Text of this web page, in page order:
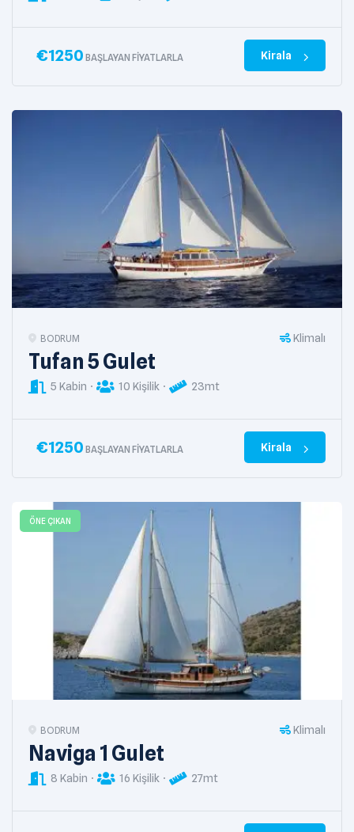
€1250 BAŞLAYAN FIYATLARLA Kirala
BODRUM Klimalı
Tufan 5 Gulet
5 Kabin 10 Kişilik 23mt
€1250 BAŞLAYAN FIYATLARLA Kirala
ÖNE ÇIKAN
BODRUM Klimalı
Naviga 1 Gulet
8 Kabin 16 Kişilik 27mt